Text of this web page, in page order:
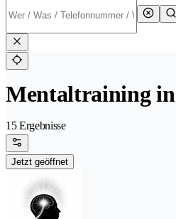
Mentaltraining
15 Ergebnisse
Jetzt geöffnet